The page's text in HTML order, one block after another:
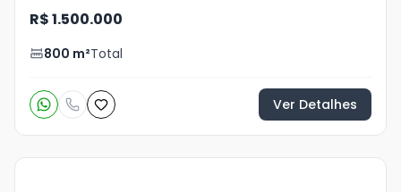
R$ 1.500.000
800 m²Total
Ver Detalhes